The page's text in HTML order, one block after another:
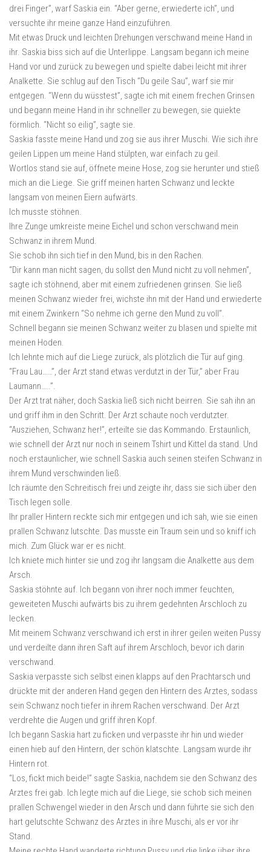
drei Finger”, warf Saskia ein. “Aber gerne, erwiederte ich”, und
versuchte ihr meine ganze Hand einzuführen.
Mit etwas Druck und leichten Drehungen verschwand meine Hand in
ihr. Saskia biss sich auf die Unterlippe. Langsam begann ich meine
Hand vor und zurück zu bewegen und spielte dabei leicht mit ihrer
Analkette. Sie schlug auf den Tisch “Du geile Sau”, warf sie mir
entgegen. “Wenn du wüsstest”, sagte ich mit einem frechen Grinsen
und begann meine Hand in ihr schneller zu bewegen, sie quiekte
förmlich. “Nicht so eilig”, sagte sie.
Saskia fasste meine Hand und zog sie aus ihrer Muschi. Wie sich ihre
geilen Lippen um meine Hand stülpten, war einfach zu geil.
Wortlos stand sie auf, öffnete meine Hose, zog sie herunter und stieß
mich an die Liege. Sie griff meinen harten Schwanz und leckte
langsam von meinen Eiern aufwärts.
Ich musste stöhnen.
Ihre Zunge umkreiste meine Eichel und schon verschwand mein
Schwanz in ihrem Mund.
Sie schob ihn sich tief in den Mund, bis in den Rachen.
“Dir kann man nicht sagen, du sollst den Mund nicht zu voll nehmen”,
sagte ich stöhnend, aber mit einem zufriedenen grinsen. Sie ließ
meinen Schwanz wieder frei, wichste ihn mit der Hand und erwiederte
mit einem Zwinkern “So nehme ich gerne den Mund zu voll”.
Schnell begann sie meinen Schwanz weiter zu blasen und spielte mit
meinen Hoden.
Ich lehnte mich auf die Liege zurück, als plötzlich die Tür auf ging.
“Frau Lau……”, der Arzt stand etwas verdutzt in der Tür,” aber Frau
Laumann…..”.
Der Arzt trat näher, doch Saskia ließ sich nicht beirren. Sie sah ihn an
und griff ihm in den Schritt. Der Arzt schaute noch verdutzter.
“Ausziehen, Schwanz her!”, erteilte sie das Kommando. Erstaunlich,
wie schnell der Arzt nur noch in seinem Tshirt und Kittel da stand. Und
noch erstaunlicher, wie schnell Saskia auch seinen steifen Schwanz in
ihrem Mund verschwinden ließ.
Ich räumte den Schreitisch frei und zeigte ihr, dass sie sich über den
Tisch legen solle.
Ihr praller Hintern reckte sich mir entgegen und ich sah, wie sie einen
prallen Schwanz lutschte. Das musste ein Traum sein und so kniff ich
mich. Zum Glück war er es nicht.
Ich kniete mich hinter sie und zog ihr langsam die Analkette aus dem
Arsch.
Saskia stöhnte auf. Ich begann von ihrer noch immer feuchten,
geweiteten Muschi aufwärts bis zu ihrem gedehnten Arschloch zu
lecken.
Mit meinem Schwanz verschwand ich erst in ihrer geilen weiten Pussy
und verdeilte dann ihren Saft auf ihrem Arschloch, bevor ich darin
verschwand.
Saskia verpasste sich selbst einen klapps auf den Prachtarsch und
drückte mit der anderen Hand gegen den Hintern des Arztes, sodass
sein Schwanz noch tiefer in ihrem Rachen verschwand. Der Arzt
verdrehte die Augen und griff ihren Kopf.
Ich begann Saskia hart zu ficken und verpasste ihr hin und wieder
einen hieb auf den Hintern, der schön klatschte. Langsam wurde ihr
Hintern rot.
“Los, fickt mich beide!” sagte Saskia, nachdem sie den Schwanz des
Arztes frei gab. Ich legte mich auf die Liege, sie schob sich meinen
prallen Schwengel wieder in den Arsch und dann führte sie sich den
hart gelutschte Schwanz des Arztes in ihre Muschi, als er vor ihr
Stand.